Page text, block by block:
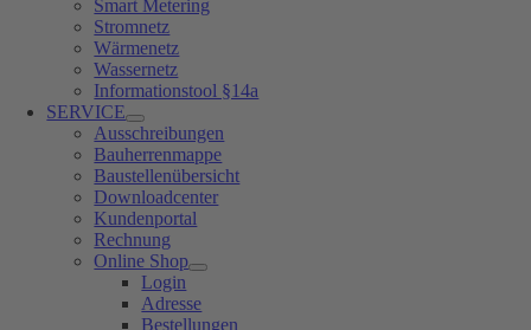
Smart Metering
Stromnetz
Wärmenetz
Wassernetz
Informationstool §14a
SERVICE
Ausschreibungen
Bauherrenmappe
Baustellenübersicht
Downloadcenter
Kundenportal
Rechnung
Online Shop
Login
Adresse
Bestellungen